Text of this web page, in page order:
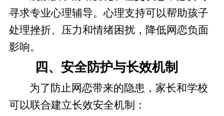
寻求专业心理辅导。心理支持可以帮助孩子
处理挫折、压力和情绪困扰，降低网恋负面
影响。
四、安全防护与长效机制
为了防止网恋带来的隐患，家长和学校
可以联合建立长效安全机制：